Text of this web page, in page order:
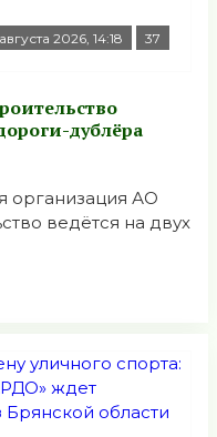
2026, 14:18 37
дублёра
организация АО
ведётся на двух